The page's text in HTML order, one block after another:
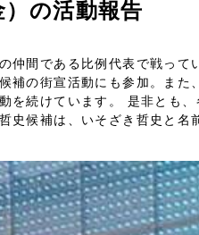
の活動報告
仲間である比例代表で戦っ
補の街宣活動にも参加。ま
を続けています。 是非とも
史候補は、いそざき哲史と名